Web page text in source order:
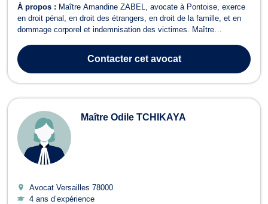
À propos : Maître Amandine ZABEL, avocate à Pontoise, exerce
en droit pénal, en droit des étrangers, en droit de la famille, et en
dommage corporel et indemnisation des victimes. Maître
aussi bien en demande qu’en défense, quel que soit votre statut
(accusé, prévenu ou vi...Contactercet avocat
Maître Odile TCHIKAYA
Avocat Versailles 78000
4 ans d’expérience